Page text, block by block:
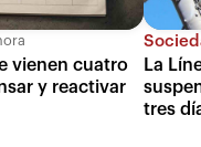
vienen cuatro
y reactivar
La
tres